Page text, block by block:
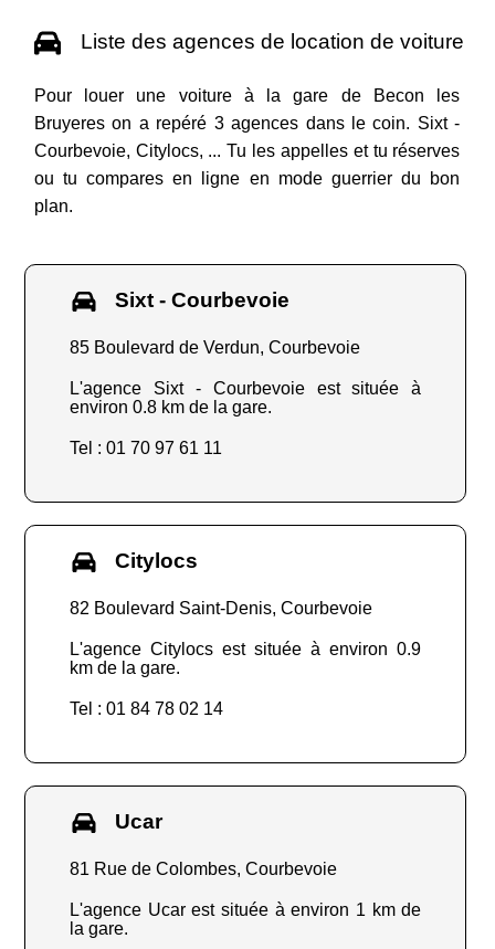
Liste des agences de location de voiture
Pour louer une voiture à la gare de Becon les
Bruyeres on a repéré 3 agences dans le coin. Sixt -
Courbevoie, Citylocs, ... Tu les appelles et tu réserves
ou tu compares en ligne en mode guerrier du bon
plan.
Sixt - Courbevoie
85 Boulevard de Verdun, Courbevoie
L'agence Sixt - Courbevoie est située à
environ 0.8 km de la gare.
Tel : 01 70 97 61 11
Citylocs
82 Boulevard Saint-Denis, Courbevoie
L'agence Citylocs est située à environ 0.9
km de la gare.
Tel : 01 84 78 02 14
Ucar
81 Rue de Colombes, Courbevoie
L'agence Ucar est située à environ 1 km de
la gare.